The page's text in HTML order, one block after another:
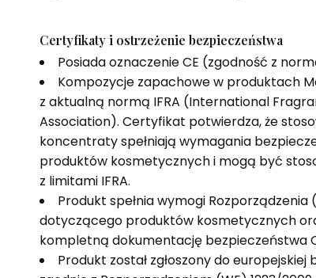
Certyfikaty i ostrzeżenie bezpieczeństwa
Posiada oznaczenie CE (zgodność z
Kompozycje zapachowe w produktach
z aktualną normą IFRA (International
Association). Certyfikat potwierdza, że
koncentraty spełniają wymagania
produktów kosmetycznych i mogą być
z limitami IFRA.
Produkt spełnia wymogi Rozporządzenia
dotyczącego produktów kosmetycznych
kompletną dokumentację bezpieczeństwa
Produkt został zgłoszony do europejskiej